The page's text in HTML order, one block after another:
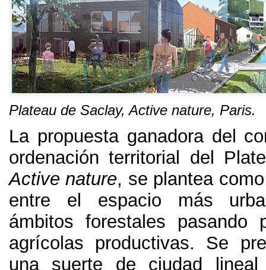
Plateau de Saclay,Active nature, Paris.
La propuesta ganadora del
ordenación territorial del
Active nature, se plantea
entre el espacio más
ámbitos forestales pasando
agrícolas productivas. Se
una suerte de ciudad